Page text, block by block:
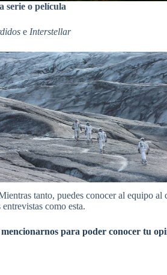
serie o película
e Interstellar
tanto, puedes conocer al equipo al
como esta.
para poder conocer tu